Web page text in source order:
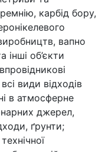
карбід бору,
вапно
інші об’єкти
види відходів
в атмосферне
джерел,
ґрунти;